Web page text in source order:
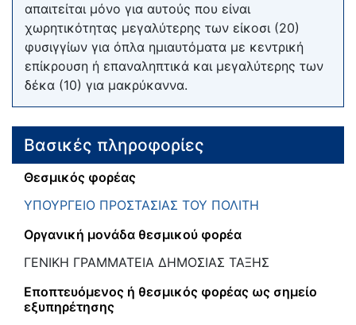
απαιτείται μόνο για αυτούς που είναι
χωρητικότητας μεγαλύτερης των είκοσι (20)
φυσιγγίων για όπλα ημιαυτόματα με κεντρική
επίκρουση ή επαναληπτικά και μεγαλύτερης των
δέκα (10) για μακρύκαννα.
Βασικές πληροφορίες
Θεσμικός φορέας
ΥΠΟΥΡΓΕΙΟ ΠΡΟΣΤΑΣΙΑΣ ΤΟΥ ΠΟΛΙΤΗ
Οργανική μονάδα θεσμικού φορέα
ΓΕΝΙΚΗ ΓΡΑΜΜΑΤΕΙΑ ΔΗΜΟΣΙΑΣ ΤΑΞΗΣ
Εποπτευόμενος ή θεσμικός φορέας ως σημείο
εξυπηρέτησης